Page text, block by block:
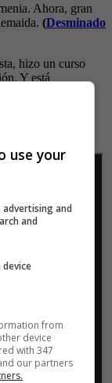
Ahora, gran
(Desminado
hizo un curso
Y está
le compusieron
use your
and
and
from
device
with 347
our partners